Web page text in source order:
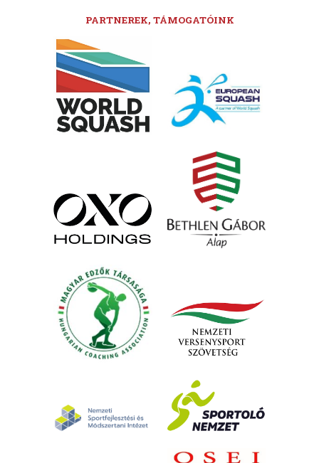
PARTNEREK, TÁMOGATÓINK